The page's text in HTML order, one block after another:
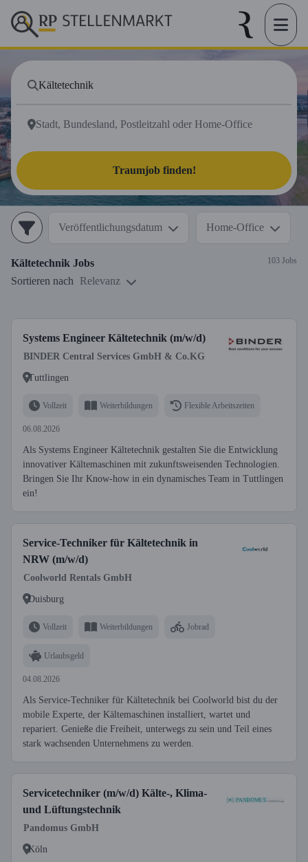
Traumjob finden!
Veröffentlichungsdatum Home-Office
Kältetechnik Jobs 103 Jobs
Sortieren nach Relevanz
Systems Engineer Kältetechnik (m/w/d)
BINDER Central Services GmbH & Co.KG
Tuttlingen
Vollzeit Weiterbildungen Flexible Arbeitszeiten
06.08.2026
Als Systems Engineer Kältetechnik gestalten Sie die Entwicklung
innovativer Kältemaschinen mit zukunftsweisenden Technologien.
Bringen Sie Ihr Know-how in ein dynamisches Team in Tuttlingen
ein!
Service-Techniker für Kältetechnik in
NRW (m/w/d)
Coolworld Rentals GmbH
Duisburg
Vollzeit Weiterbildungen Jobrad
Urlaubsgeld
04.08.2026
Als Service-Techniker für Kältetechnik bei Coolworld bist du der
mobile Experte, der Kältemaschinen installiert, wartet und
repariert. Genieße die Freiheit, unterwegs zu sein und Teil eines
stark wachsenden Unternehmens zu werden.
Servicetechniker (m/w/d) Kälte-, Klima-
und Lüftungstechnik
Pandomus GmbH
Köln